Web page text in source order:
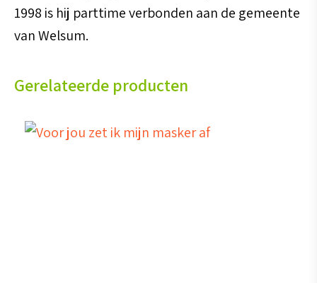
1998 is hij parttime verbonden aan de gemeente
van Welsum.
Gerelateerde producten